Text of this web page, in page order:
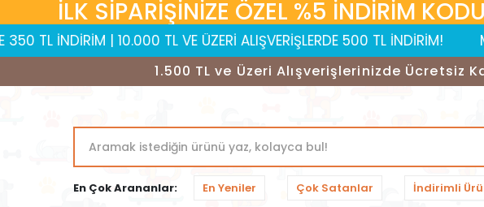
İLK SİPARİŞİNİZE ÖZEL %5 İNDİRİM
| 10.000 TL VE ÜZERİ ALIŞVERİŞLERDE 500 TL İNDİRİM! MOBİL
1.500 TL ve Üzeri Alışverişlerinizde Ücretsiz
En Çok Arananlar: En Yeniler Çok Satanlar İndirimli